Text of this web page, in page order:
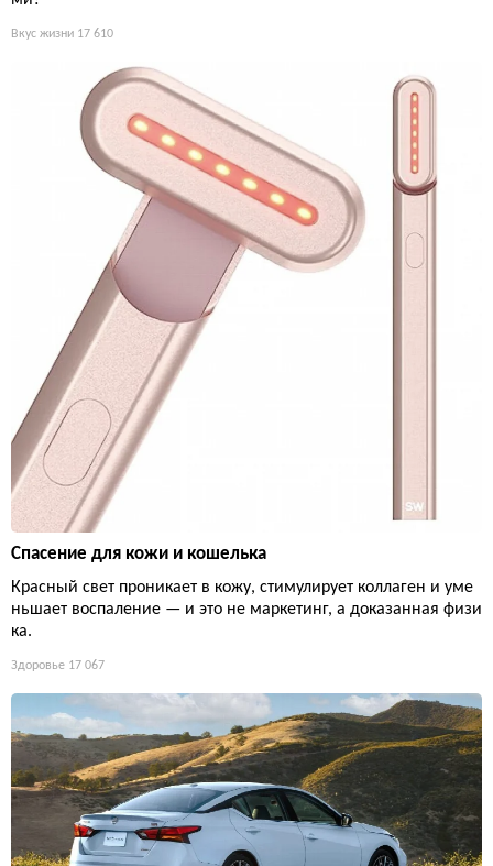
Вкус жизни 17 610
Спасение для кожи и кошелька
Красный свет проникает в кожу, стимулирует коллаген и уме
ньшает воспаление — и это не маркетинг, а доказанная физи
ка.
Здоровье 17 067